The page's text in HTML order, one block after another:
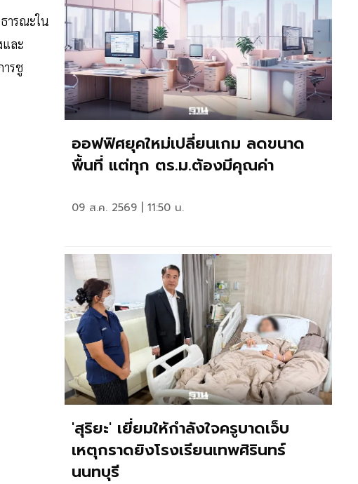
ารณะใน
และ
ารชู
ออฟฟิศยุคใหม่เปลี่ยนเกม ลดขนาด
พื้นที่ แต่ทุก ตร.ม.ต้องมีคุณค่า
09 ส.ค. 2569 | 11:50 น.
'สุริยะ' เยี่ยมให้กำลังใจครูบาดเจ็บ
เหตุกราดยิงโรงเรียนเทพศิรินทร์
นนทบุรี